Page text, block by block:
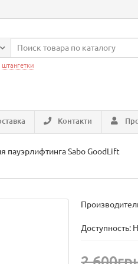
штангетки
Контакти
пауэрлифтинга Sabo GoodLift
Доступность: